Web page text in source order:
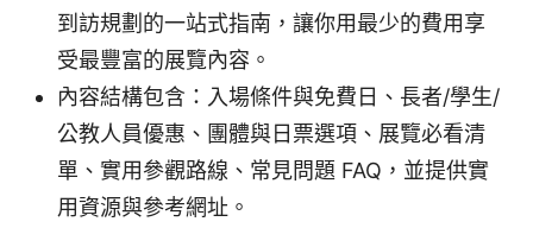
到訪規劃的一站式指南，讓你用最少的費用享
受最豐富的展覽內容。
內容結構包含：入場條件與免費日、長者/學生/
公教人員優惠、團體與日票選項、展覽必看清
單、實用參觀路線、常見問題 FAQ，並提供實
用資源與參考網址。